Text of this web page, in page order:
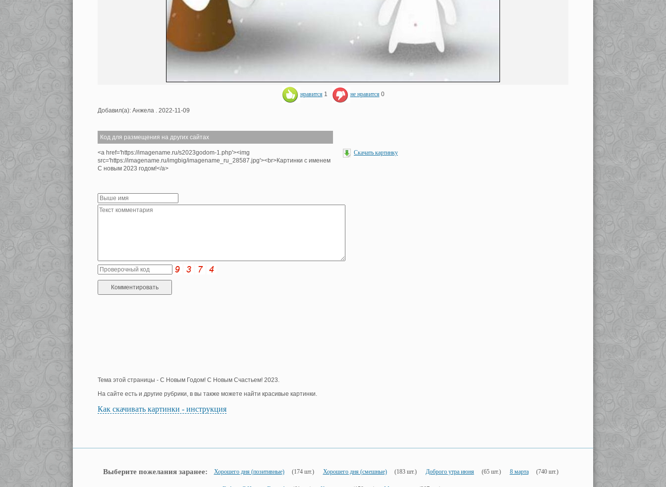
нравится 1 не нравится 0
Добавил(а): Анжела . 2022-11-09
Код для размещения на других сайтах
<a href='https://imagename.ru/s2023godom-1.php'><img
src='https://imagename.ru/imgbig/imagename_ru_28587.jpg'><br>Картинки с именем
С новым 2023 годом!</a>
Скачать картинку
Тема этой страницы - С Новым Годом! С Новым Счастьем! 2023.
На сайте есть и другие рубрики, в вы также можете найти красивые картинки.
Как скачивать картинки - инструкция
Выберите пожелания заранее: Хорошего дня (позитивные) (174 шт.) Хорошего дня (смешные) (183 шт.) Доброго утра июня (65 шт.) 8 марта (740 шт.)